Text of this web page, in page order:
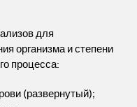
для
организма и степени
процесса:
(развернутый);